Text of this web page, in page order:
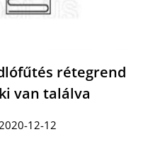
rétegrend
van találva
12-12